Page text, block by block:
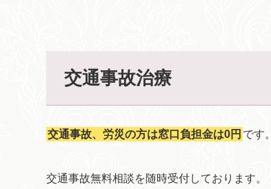
交通事故治療
交通事故、労災の方は窓口負担金は0円 です。
交通事故無料相談を随時受付しております。